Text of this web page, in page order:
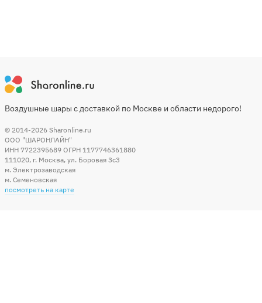
Воздушные шары с доставкой по Москве и области недорого!
© 2014-2026 Sharonline.ru
ООО "ШАРОНЛАЙН"
ИНН 7722395689 ОГРН 1177746361880
111020, г. Москва, ул. Боровая 3c3
м. Электрозаводская
м. Семеновская
посмотреть на карте